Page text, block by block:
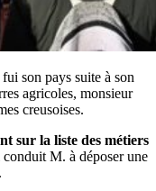
son pays suite à son
agricoles, monsieur
creusoises.
sur la liste des métiers
M. à déposer une